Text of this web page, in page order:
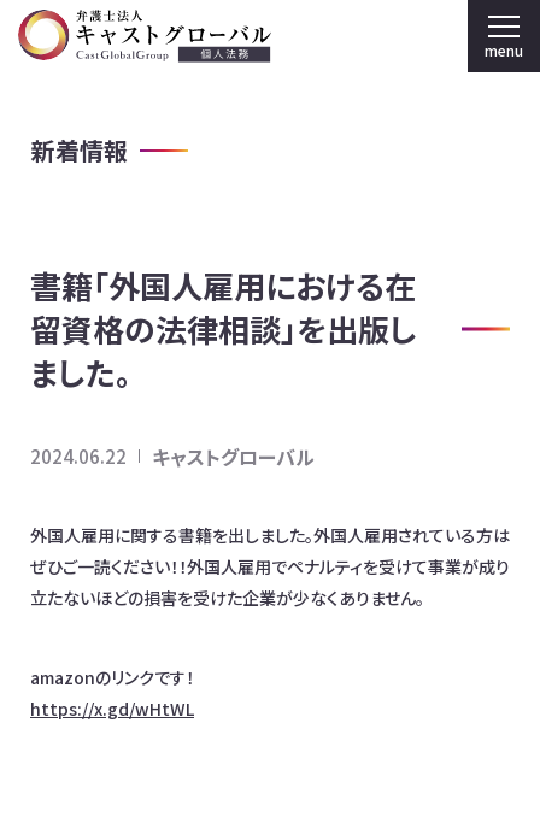
個人のお客様
弁護士紹介
事務所案内
法人のお客様
お問合わせ
日本全国対応！オンライン相談OK
イベント情報
menu
新着情報
書籍「外国人雇用における在
留資格の法律相談」を出版し
ました。
2024.06.22 キャストグローバル
外国人雇用に関する書籍を出しました。外国人雇用されている方は
ぜひご一読ください！！外国人雇用でペナルティを受けて事業が成り
立たないほどの損害を受けた企業が少なくありません。
amazonのリンクです！
https://x.gd/wHtWL